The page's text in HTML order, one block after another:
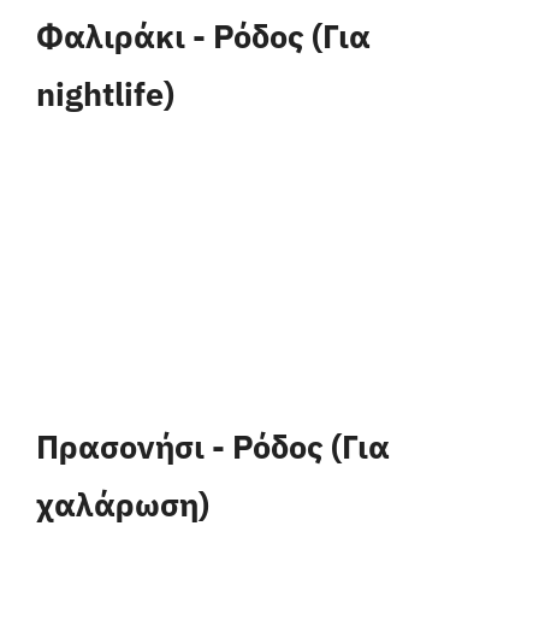
Φαλιράκι - Ρόδος (Για
nightlife)
Πρασονήσι - Ρόδος (Για
χαλάρωση)